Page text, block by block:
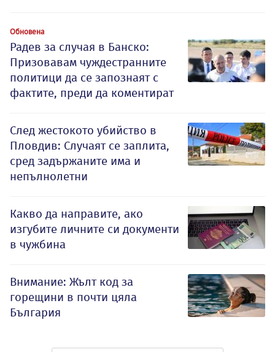
Обновена
Радев за случая в Банско:
Призовавам чуждестранните
политици да се запознаят с
фактите, преди да коментират
След жестокото убийство в
Пловдив: Случаят се заплита,
сред задържаните има и
непълнолетни
Какво да направите, ако
изгубите личните си документи
в чужбина
Внимание: Жълт код за
горещини в почти цяла
България